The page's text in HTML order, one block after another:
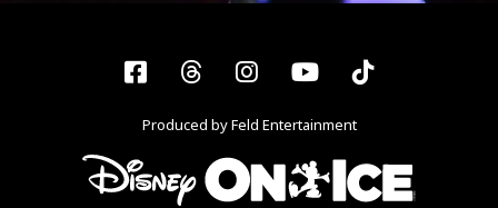
Facebook
ThreadsInstagram
YouTubeTiktok
Produced by Feld Entertainment